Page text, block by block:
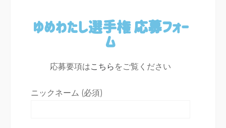
ゆめわたし選手権 応募フォー
ム
応募要項はこちら をご覧ください
ニックネーム (必須)